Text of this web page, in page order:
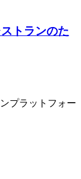
トランのた
プラットフォー